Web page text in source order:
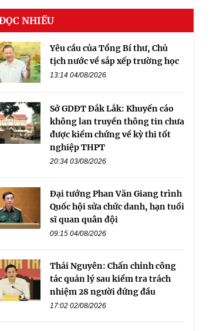
NHIỀU
Yêu cầu của Tổng Bí thư, Chủ
tịch nước về sắp xếp trường học
13:14 04/08/2026
Sở GDĐT Đắk Lắk: Khuyến cáo
không lan truyền thông tin chưa
được kiểm chứng về kỳ thi tốt
nghiệp THPT
20:34 03/08/2026
Đại tướng Phan Văn Giang trình
Quốc hội sửa chức danh, hạn tuổi
sĩ quan quân đội
09:15 04/08/2026
Thái Nguyên: Chấn chỉnh công
tác quản lý sau kiểm tra trách
nhiệm 28 người đứng đầu
17:02 02/08/2026